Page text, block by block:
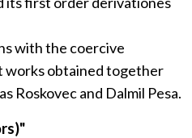
with the coercive
works obtained together
Roskovec and Dalmil Pesa.